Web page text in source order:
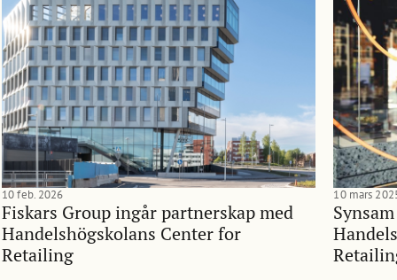
Fiskars Group ingår partnerskap med
Handelshögskolans Center for
Retailing
10 feb. 2026 10 mars